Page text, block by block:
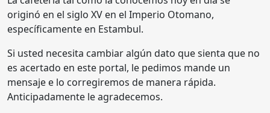
originó en el siglo XV en el Imperio Otomano,
específicamente en Estambul.
Si usted necesita cambiar algún dato que sienta que no
es acertado en este portal, le pedimos mande un
mensaje e lo corregiremos de manera rápida.
Anticipadamente le agradecemos.